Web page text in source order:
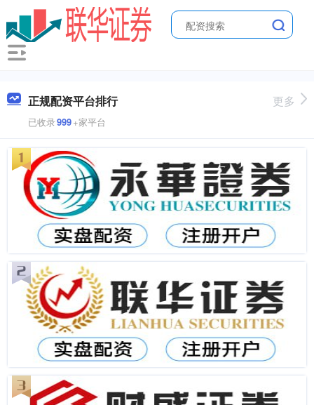
正规配资平台排行
已收录999+家平台
更多